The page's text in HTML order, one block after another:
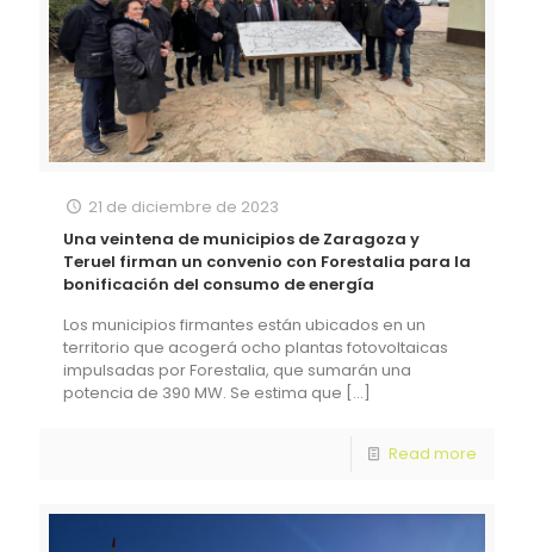
21 de diciembre de 2023
Una veintena de municipios de Zaragoza y
Teruel firman un convenio con Forestalia para la
bonificación del consumo de energía
Los municipios firmantes están ubicados en un
territorio que acogerá ocho plantas fotovoltaicas
impulsadas por Forestalia, que sumarán una
potencia de 390 MW. Se estima que […]
Read more